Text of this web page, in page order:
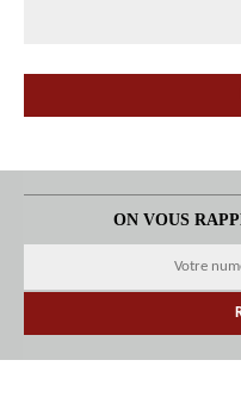
ON VOUS